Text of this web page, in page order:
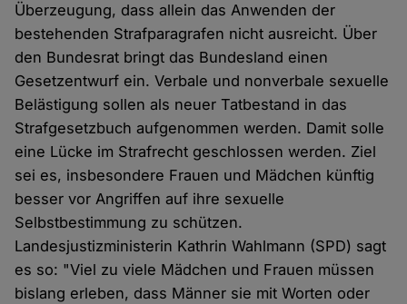
Überzeugung, dass allein das Anwenden der
bestehenden Strafparagrafen nicht ausreicht. Über
den Bundesrat bringt das Bundesland einen
Gesetzentwurf ein. Verbale und nonverbale sexuelle
Belästigung sollen als neuer Tatbestand in das
Strafgesetzbuch aufgenommen werden. Damit solle
eine Lücke im Strafrecht geschlossen werden. Ziel
sei es, insbesondere Frauen und Mädchen künftig
besser vor Angriffen auf ihre sexuelle
Selbstbestimmung zu schützen.
Landesjustizministerin Kathrin Wahlmann (SPD) sagt
es so: "Viel zu viele Mädchen und Frauen müssen
bislang erleben, dass Männer sie mit Worten oder